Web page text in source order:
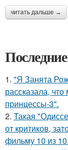
читать дальше →
1. "Я Занята
рассказала,
принцессы-3".
2. Такая
от критиков,
фильму 10 из 10.